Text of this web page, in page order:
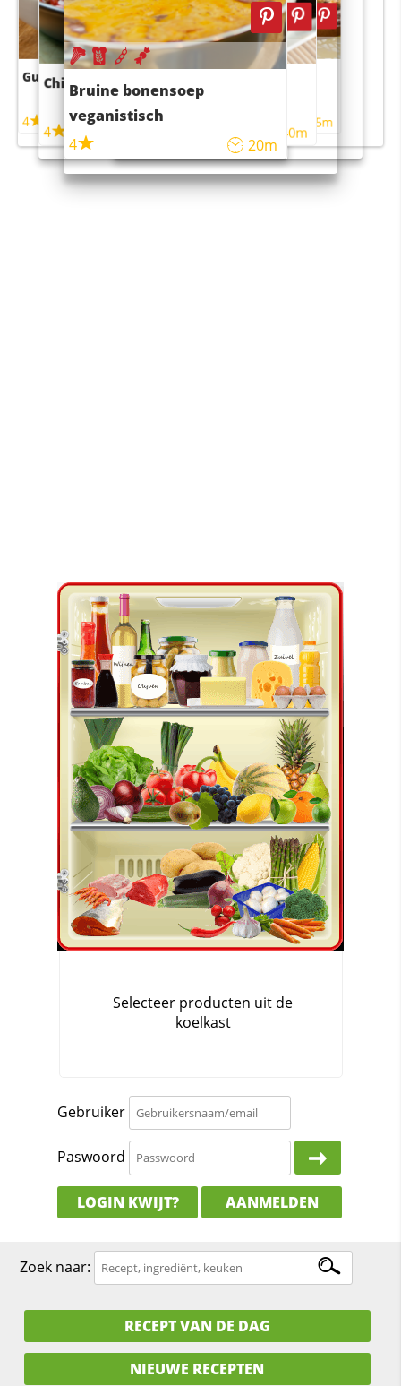
Gebruiker
Paswoord
LOGIN KWIJT? AANMELDEN
Guacamole
4
Chili con carne
4
Bruine bonensoep
veganistisch
4
20m
Sushi rijstsalade
maaltijdsalade
40m
4 55m
Zoek naar:
RECEPT VAN DE DAG
NIEUWE RECEPTEN